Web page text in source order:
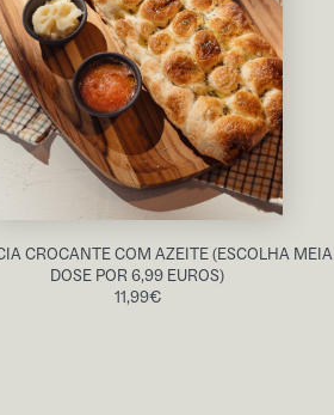
CROCANTE COM AZEITE (ESCOLHA MEIA
DOSE POR 6,99 EUROS)
11,99€